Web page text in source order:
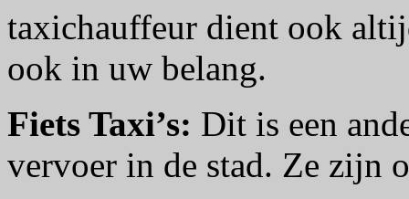
taxichauffeur dient ook
ook in uw belang.
Fiets Taxi’s: Dit is een
vervoer in de stad. Ze zijn